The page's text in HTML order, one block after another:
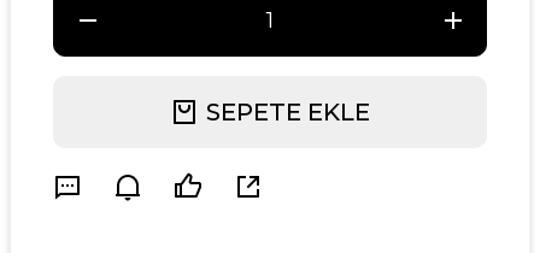
SEPETE EKLE